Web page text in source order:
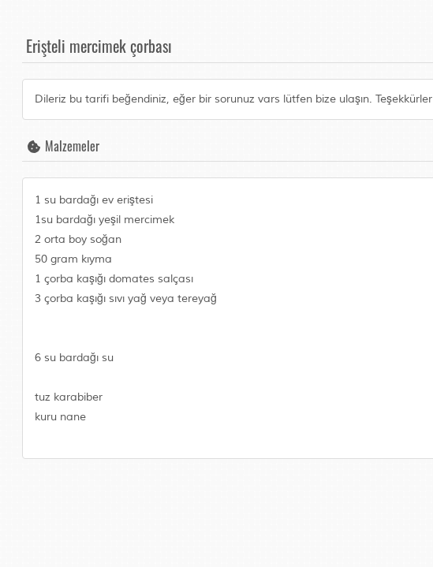
Erişteli mercimek çorbası
Dileriz bu tarifi beğendiniz, eğer bir sorunuz vars lütfen bize ulaşın. Teşekkürler
Malzemeler
1 su bardağı ev eriştesi
1su bardağı yeşil mercimek
2 orta boy soğan
50 gram kıyma
1 çorba kaşığı domates salçası
3 çorba kaşığı sıvı yağ veya tereyağ
6 su bardağı su
tuz karabiber
kuru nane